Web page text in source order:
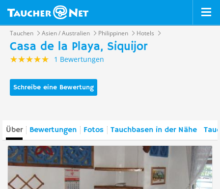
Tauchen Asien / Australien Philippinen Hotels
Casa de la Playa, Siquijor
1 Bewertungen
Schreibe eine Bewertung
Über Bewertungen Fotos Tauchbasen in der Nähe